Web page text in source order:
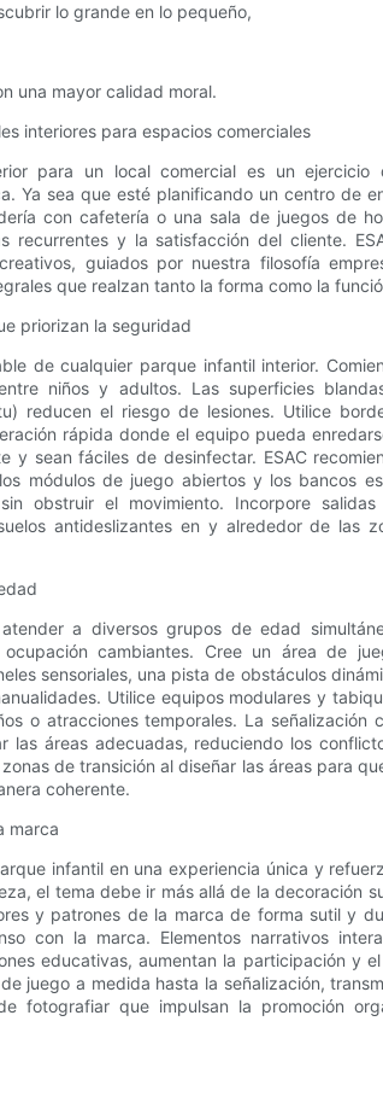
lo grande en lo pequeño,
una mayor calidad moral.
interiores para espacios comerciales
para un local comercial es un ejercicio
Ya sea que esté planificando un centro de
con cafetería o una sala de juegos de
recurrentes y la satisfacción del cliente.
guiados por nuestra filosofía
que realzan tanto la forma como la
priorizan la seguridad
de cualquier parque infantil interior.
niños y adultos. Las superficies
reducen el riesgo de lesiones. Utilice
rápida donde el equipo pueda
y sean fáciles de desinfectar. ESAC
módulos de juego abiertos y los bancos
obstruir el movimiento. Incorpore
antideslizantes en y alrededor de las
a diversos grupos de edad
cambiantes. Cree un área de
sensoriales, una pista de obstáculos
Utilice equipos modulares y
o atracciones temporales. La
las áreas adecuadas, reduciendo los
de transición al diseñar las áreas para
coherente.
marca
infantil en una experiencia única y
el tema debe ir más allá de la decoración
y patrones de la marca de forma sutil y
con la marca. Elementos narrativos
educativas, aumentan la participación y
juego a medida hasta la señalización,
fotografiar que impulsan la promoción